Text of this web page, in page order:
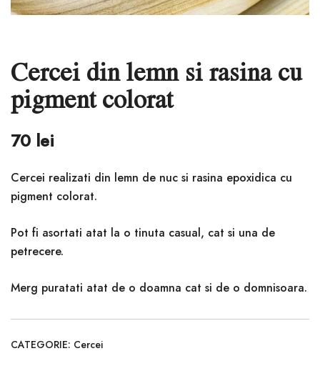
Cercei din lemn si rasina cu
pigment colorat
70 lei
Cercei realizati din lemn de nuc si rasina epoxidica cu
pigment colorat.
Pot fi asortati atat la o tinuta casual, cat si una de
petrecere.
Merg puratati atat de o doamna cat si de o domnisoara.
CATEGORIE: Cercei